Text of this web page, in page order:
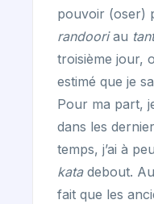
pouvoir (oser)
randooriau
troisième jour,
estimé que je
Pour ma part,
dans les
temps, j’ai à
katadebout.
fait que les